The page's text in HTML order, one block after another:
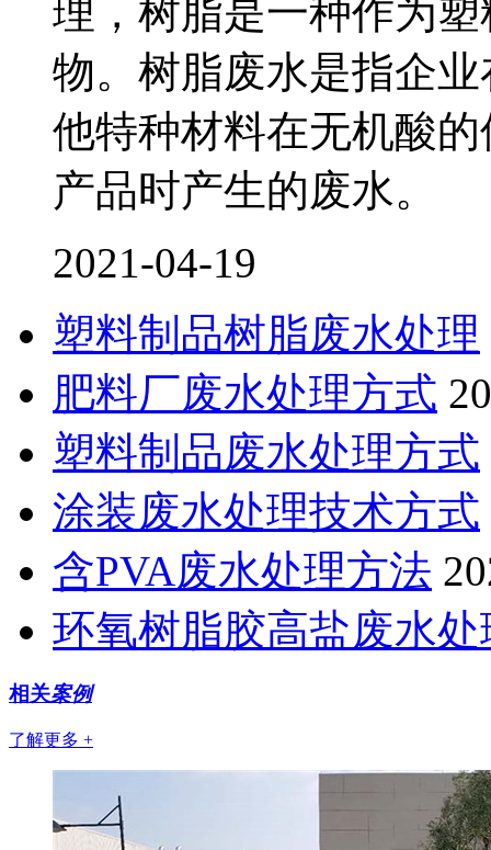
理，树脂是一种作为
物。树脂废水是指企
他特种材料在无机酸
产品时产生的废水。
2021-04-19
塑料制品树脂废水处理
肥料厂废水处理方式
塑料制品废水处理方式
涂装废水处理技术方式
含PVA废水处理方法
环氧树脂胶高盐废水处
相关案例
了解更多 +